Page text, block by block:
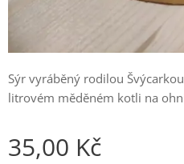
Sýr vyráběný rodilou
litrovém měděném kotli na
35,00 Kč